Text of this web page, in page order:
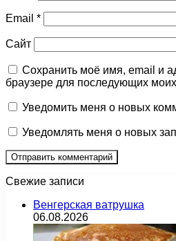
Email *
Сайт
Сохранить моё имя, email и
браузере для последующих
Уведомить меня о новых
Уведомлять меня о новых
Свежие записи
Венгерская ватрушка
06.08.2026